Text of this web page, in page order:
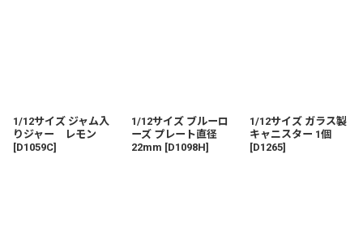
1/12サイズ ジャム入
りジャー レモン
[D1059C]
1/12サイズ ブルーロ
ーズ プレート直径
22mm [D1098H]
1/12サイズ ガラス製
キャニスター 1個
[D1265]